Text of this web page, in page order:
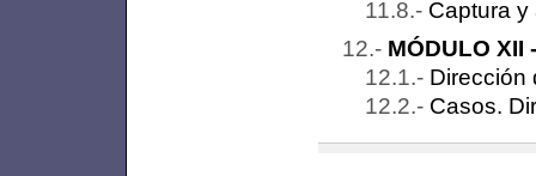
Captura
MÓDULO
Dirección
Casos.